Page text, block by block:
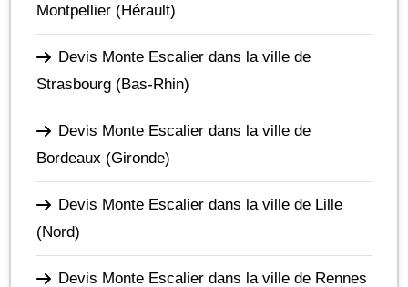
Montpellier (Hérault)
Devis Monte Escalier dans la ville de
Strasbourg (Bas-Rhin)
Devis Monte Escalier dans la ville de
Bordeaux (Gironde)
Devis Monte Escalier dans la ville de Lille
(Nord)
Devis Monte Escalier dans la ville de Rennes